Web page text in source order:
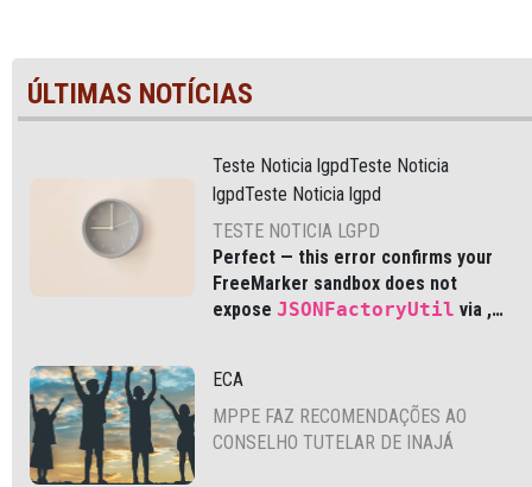
ÚLTIMAS NOTÍCIAS
Teste Noticia lgpdTeste Noticia
lgpdTeste Noticia lgpd
TESTE NOTICIA LGPD
Perfect — this error confirms your
FreeMarker sandbox does not
exposeJSONFactoryUtil via ,
ECA
MPPE FAZ RECOMENDAÇÕES AO
CONSELHO TUTELAR DE INAJÁ